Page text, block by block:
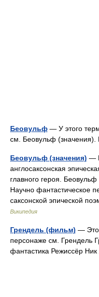
Беовульф — У этого
см. Беовульф
Беовульф (значения) —
англосаксонская
главного героя.
Научно фантастическое
саксонской эпической
Википедия
Грендель (фильм) — Это
персонаже см. Грендель
фантастика Режиссёр